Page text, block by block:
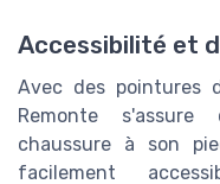
Accessibilité et
Avec des pointures
Remonte
chaussure à son
facilement